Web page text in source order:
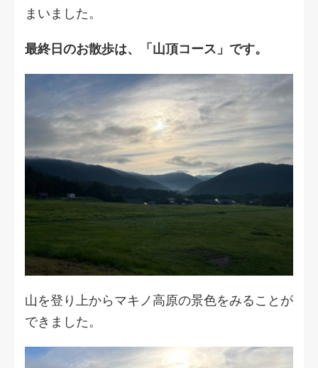
まいました。
最終日のお散歩は、「山頂コース」です。
山を登り上からマキノ高原の景色をみることが
できました。